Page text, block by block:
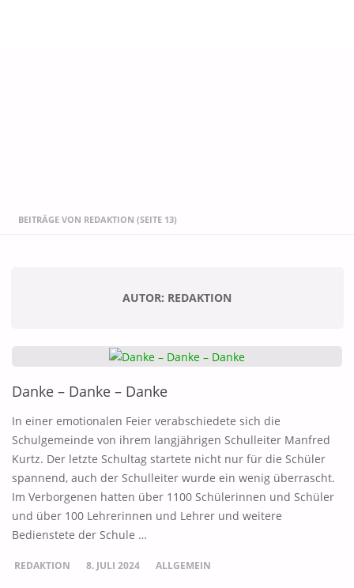
START
BEITRÄGE VON REDAKTION (SEITE 13)
AUTOR: REDAKTION
Danke – Danke – Danke
In einer emotionalen Feier verabschiedete sich die
Schulgemeinde von ihrem langjährigen Schulleiter Manfred
Kurtz. Der letzte Schultag startete nicht nur für die Schüler
spannend, auch der Schulleiter wurde ein wenig überrascht.
Im Verborgenen hatten über 1100 Schülerinnen und Schüler
und über 100 Lehrerinnen und Lehrer und weitere
Bedienstete der Schule …
REDAKTION 8. JULI 2024 ALLGEMEIN